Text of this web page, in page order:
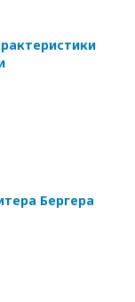
Бергера